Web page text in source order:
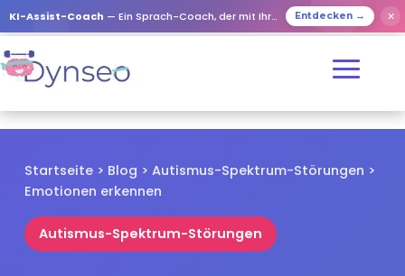
KI-Assist-Coach — Ein Sprach-Coach, der mit Ihren Lieben spielt Entdecken → ✕
Startseite > Blog > Autismus-Spektrum-Störungen >
Emotionen erkennen
Autismus-Spektrum-Störungen